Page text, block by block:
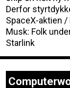
Derfor
SpaceX-aktien /
Musk: Folk
Starlink